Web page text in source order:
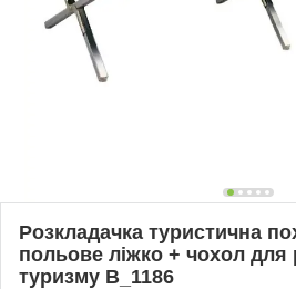
Розкладачка туристична
польове ліжко + чохол для
туризму B_1186